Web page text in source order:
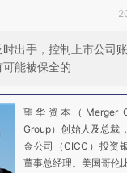
出手，控制上市公司
能被保全的
望华资本（Merger
Group）创始人及总裁
金公司（CICC）投资
董事总经理。美国哥伦